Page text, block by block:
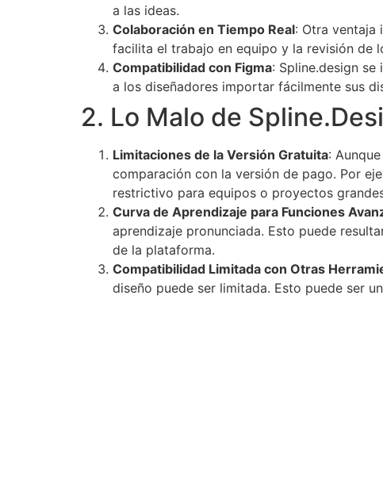
a las ideas.
Colaboración en Tiempo Real: Otra ventaja
facilita el trabajo en equipo y la revisión de
Compatibilidad con Figma: Spline.design
a los diseñadores importar fácilmente sus
2. Lo Malo de
Limitaciones de la Versión Gratuita:
comparación con la versión de pago. Por
restrictivo para equipos o proyectos
Curva de Aprendizaje para Funciones
aprendizaje pronunciada. Esto puede
de la plataforma.
Compatibilidad Limitada con Otras
diseño puede ser limitada. Esto puede ser